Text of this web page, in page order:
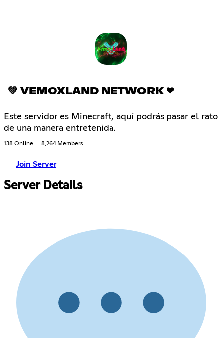
💚 VEMOXLAND NETWORK ❤
Este servidor es Minecraft, aquí podrás pasar el rato
de una manera entretenida.
138 Online 8,264 Members
Join Server
Server Details